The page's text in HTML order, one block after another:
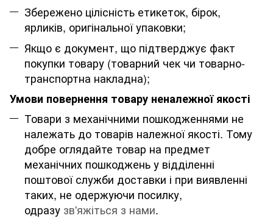
Збережено цілісність етикеток, бірок,
ярликів, оригінальної упаковки;
Якщо є документ, що підтверджує факт
покупки товару (товарний чек чи товарно-
транспортна накладна);
Умови повернення товару неналежної якості
Товари з механічними пошкодженнями не
належать до товарів належної якості. Тому
добре оглядайте товар на предмет
механічних пошкоджень у відділенні
поштової служби доставки і при виявленні
таких, не одержуючи посилку,
одразу зв'яжіться з нами.